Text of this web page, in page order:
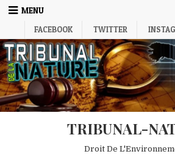
Skip
MENU
FACEBOOK
TWITTER
TRIBUNAL-
Droit De